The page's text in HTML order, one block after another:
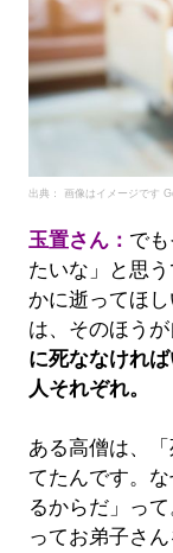
出典： 画像はイメージです
玉置さん： で
たいな」と思
かに逝ってほ
は、そのほうが
に死ななけれ
人それぞれ。
ある高僧は、
てたんです。
るからだ」っ
ってお弟子さ